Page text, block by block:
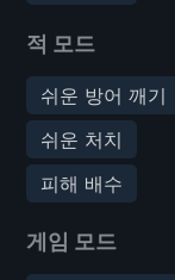
적 모드
쉬운 방어 깨기
쉬운 처치
피해 배수
게임 모드